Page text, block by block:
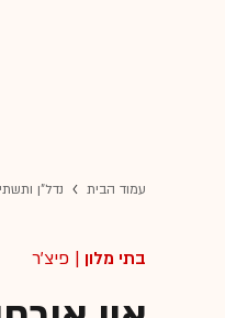
עמוד הבית נדל"ן
בתי מלון | פיצ'ר